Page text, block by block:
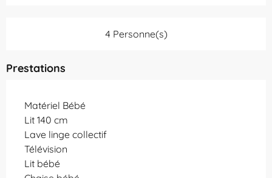
4 Personne(s)
Prestations
Matériel Bébé
Lit 140 cm
Lave linge collectif
Télévision
Lit bébé